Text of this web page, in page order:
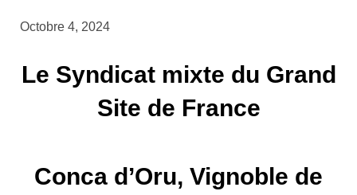
Octobre 4, 2024
Le Syndicat mixte du Grand
Site de France
Conca d’Oru, Vignoble de